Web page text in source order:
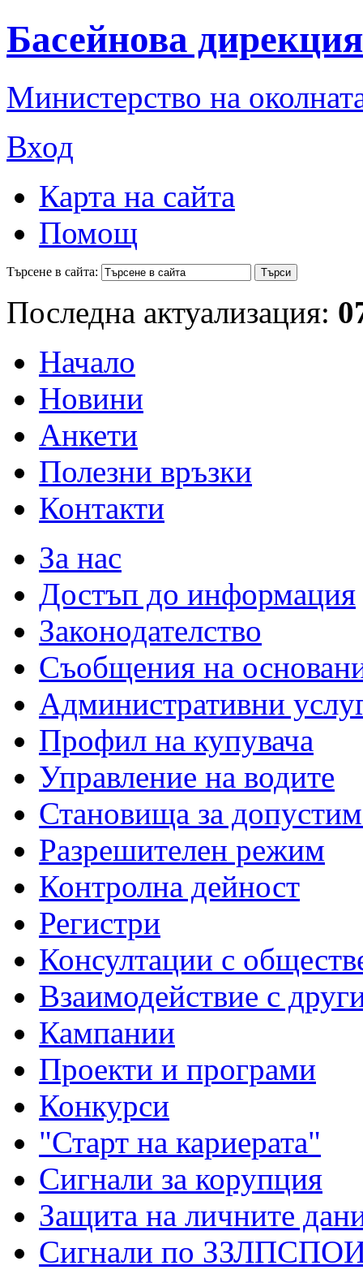
Басейнова
Министерство на
Вход
Карта на сайта
Помощ
Търсене в сайта:
Последна актуализация:
Начало
Новини
Анкети
Полезни връзки
Контакти
За нас
Достъп до информация
Законодателство
Съобщения на
Административни
Профил на купувача
Управление на водите
Становища за
Разрешителен режим
Контролна дейност
Регистри
Консултации с
Взаимодействие с
Кампании
Проекти и програми
Конкурси
"Старт на кариерата"
Сигнали за корупция
Защита на личните
Сигнали по